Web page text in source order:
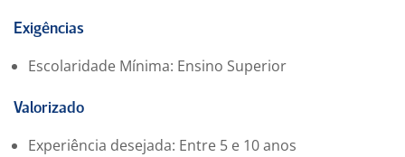
-. Refeição no local
-. Seguro de Vida
Exigências
Escolaridade Mínima: Ensino Superior
Valorizado
Experiência desejada: Entre 5 e 10 anos